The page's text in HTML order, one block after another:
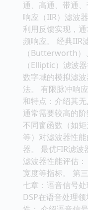
通、高通、带通
响应（IIR）滤波
利用反馈实现，
频响应。 经典IIR
（Butterworth）
（Elliptic）滤波
数字域的模拟滤
法。 有限脉冲响
和特点：介绍其
通常需要较高的
不同窗函数（如
等）对滤波器性
器。 最优FIR滤波
滤波器性能评估
宽度等指标。 第
七章：语音信号
DSP在语音处理